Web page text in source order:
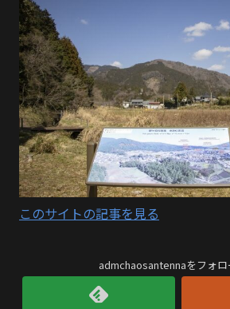
このサイトの記事を見る
admchaosantennaをフォロ